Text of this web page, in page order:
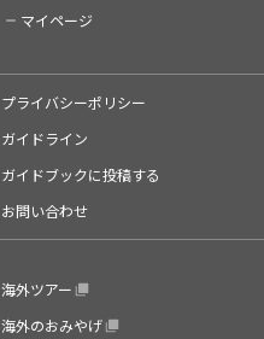
マイページ
プライバシーポリシー
ガイドライン
ガイドブックに投稿する
お問い合わせ
海外ツアー
海外のおみやげ